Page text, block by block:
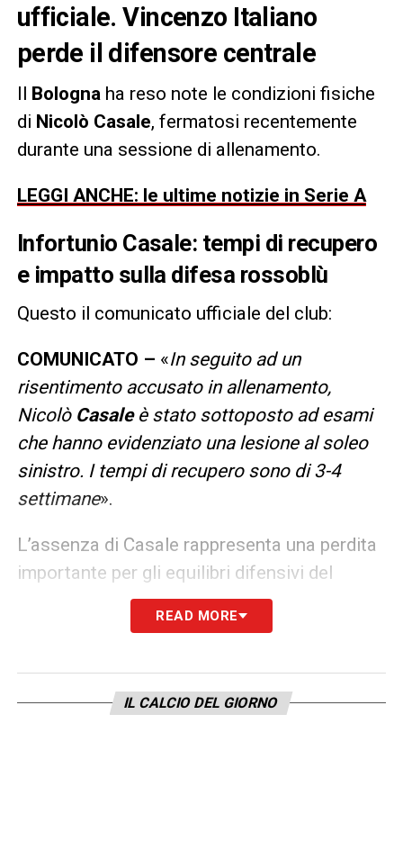
ufficiale. Vincenzo Italiano
perde il difensore centrale
Il Bologna ha reso note le condizioni fisiche
di Nicolò Casale, fermatosi recentemente
durante una sessione di allenamento.
LEGGI ANCHE: le ultime notizie in Serie A
Infortunio Casale: tempi di recupero
e impatto sulla difesa rossoblù
Questo il comunicato ufficiale del club:
COMUNICATO – «In seguito ad un
risentimento accusato in allenamento,
Nicolò Casaleè stato sottoposto ad esami
che hanno evidenziato una lesione al soleo
sinistro. I tempi di recupero sono di 3-4
settimane».
L’assenza di Casale rappresenta una perdita
importante per gli equilibri difensivi del
Bologna, chiamato ora a trovare soluzioni
alternative per mantenere solidità nel reparto
READ MORE
IL CALCIO DEL GIORNO